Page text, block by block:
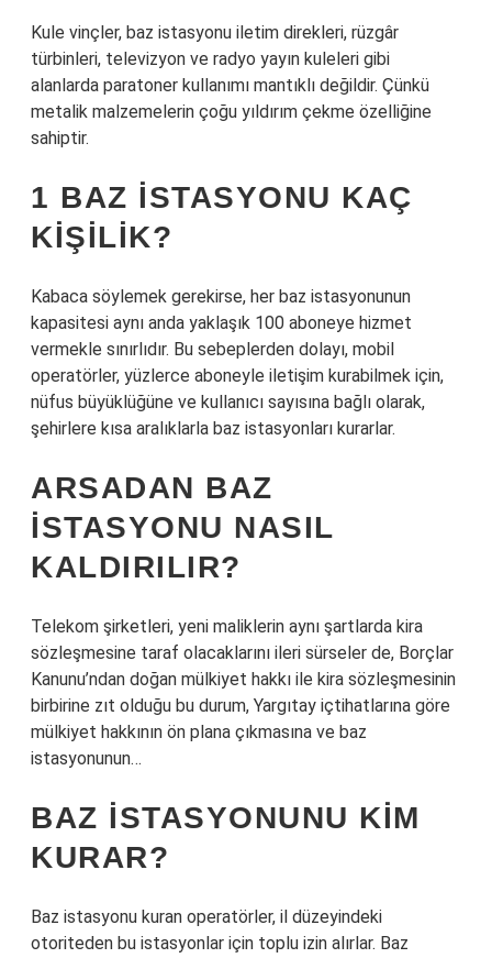
Kule vinçler, baz istasyonu iletim direkleri, rüzgâr
türbinleri, televizyon ve radyo yayın kuleleri gibi
alanlarda paratoner kullanımı mantıklı değildir. Çünkü
metalik malzemelerin çoğu yıldırım çekme özelliğine
sahiptir.
1 BAZ ISTASYONU KAÇ
KIŞILIK?
Kabaca söylemek gerekirse, her baz istasyonunun
kapasitesi aynı anda yaklaşık 100 aboneye hizmet
vermekle sınırlıdır. Bu sebeplerden dolayı, mobil
operatörler, yüzlerce aboneyle iletişim kurabilmek için,
nüfus büyüklüğüne ve kullanıcı sayısına bağlı olarak,
şehirlere kısa aralıklarla baz istasyonları kurarlar.
ARSADAN BAZ
ISTASYONU NASIL
KALDIRILIR?
Telekom şirketleri, yeni maliklerin aynı şartlarda kira
sözleşmesine taraf olacaklarını ileri sürseler de, Borçlar
Kanunu’ndan doğan mülkiyet hakkı ile kira sözleşmesinin
birbirine zıt olduğu bu durum, Yargıtay içtihatlarına göre
mülkiyet hakkının ön plana çıkmasına ve baz
istasyonunun…
BAZ ISTASYONUNU KIM
KURAR?
Baz istasyonu kuran operatörler, il düzeyindeki
otoriteden bu istasyonlar için toplu izin alırlar. Baz